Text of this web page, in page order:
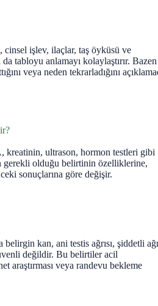
cinsel işlev, ilaçlar, taş öyküsü ve
tabloyu anlamayı kolaylaştırır. Bazen
veya neden tekrarladığını
ultrason, hormon testleri gibi
gerekli olduğu belirtinin özelliklerine,
sonuçlarına göre değişir.
kan, ani testis ağrısı, şiddetli
değildir. Bu belirtiler acil
araştırması veya randevu bekleme